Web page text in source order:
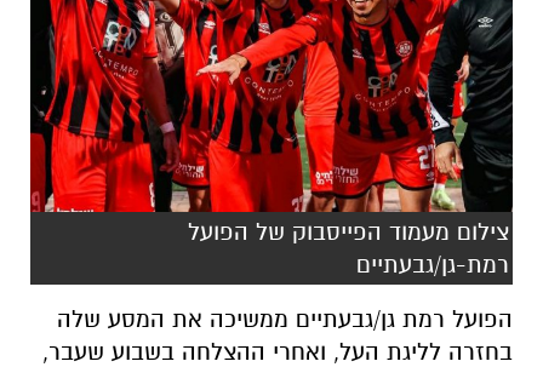
צילום מעמוד הפייסבוק של הפועל
רמת-גן/גבעתיים
הפועל רמת גן/גבעתיים ממשיכה את המסע שלה
בחזרה לליגת העל, ואחרי ההצלחה בשבוע שעבר,